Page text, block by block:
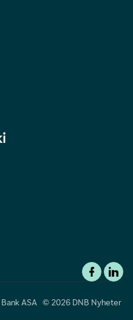
Bank ASA © 2026 DNB Nyheter